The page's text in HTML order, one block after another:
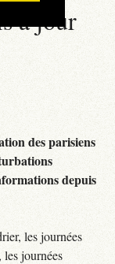
à jour
des parisiens
depuis
les journées
journées